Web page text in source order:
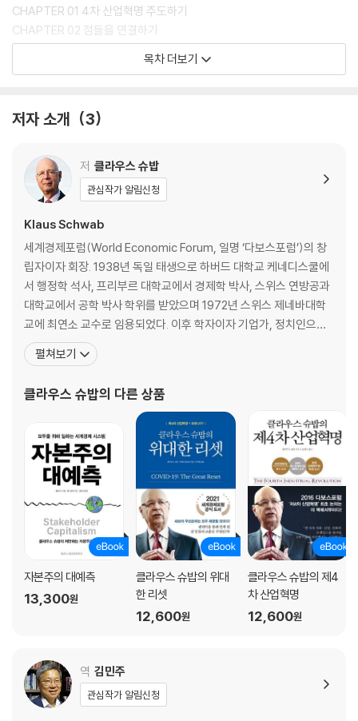
《클라우스 슈밥의 제4차 산업혁명 ? 더 넥스트》이다.
《클라우스 슈밥의 제4차 산업혁명》의 속편 격인 이 책은 두 가지 포인트에
서 전작을 보완한다. 첫째, 글로벌 리더들부터 일반 시민들까지 모든 독자
가 혁신에 대한 시스템적 관점을 기르고 새로운 기술, 글로벌 과제, 그리고
층가공기술, 생명공학, 가상현실과 증강현실, 우주기술 등 4차 산업혁명
점을 집대성하여 독자들이 기술의 핵심과 그 관리 체계에 깊이 있게 다가
갈 수 있게 하는 실질적인 지침을 제공한다.
이번 책은 크게 두 개의 섹션으로 구성되어 있다. ‘섹션 1’의 네 개의 챕터들
은 인간 중심적인 미래를 만드는 데 중요한 도전 과제와 원칙을 제시하며
4차 산업혁명 기술들이 어떻게 서로 연결되어 있는지를 설명한다. 그를 통
해 가치의 역할과 새로운 기술 체계의 원칙에 대한 쉬운 이해의 틀을 제공
한다. 그리고 4차 산업혁명과 기술의 응용에 더 많이 관여해야 할 당사자
들에 관해 썼다.
세계경제포럼의 ‘글로벌 미래위원회’의 전문가들과 함께 쓴 ‘섹션 2’는 총 1
2개의 챕터로 구성되어 있으며, 각 장들은 특정 기술의 잠재력과 이 기술
이 중요한 이유를 소개한다. 이는 우리와 데이터의 관계가 변하고 물리적
스템이 우리를 둘러싸게 되면서 새로운 기술이 서로 어떻게 상호작용하면
서 함께 진화하는지를 보여준다. ‘확대되는 디지털 기술’, ‘격변하는 물리적
세계’, ‘인류의 또 다른 시작’, 그리고 ‘개척해야 할 환경의 최전선’이라는 세
부 파트로 구성된 섹션 2에서는 중요한 주제를 중심으로 관련 기술을 논의
하고 이런 기술이 세계에 어떻게 영향을 주고 새로운 시대의 시작을 알리
는지를 살펴본다.
끝으로 이 책은 시스템적 리더십을 조망하면서 마무리된다. 보다 포괄적이
고 지속가능하며 풍요로운 미래를 만들기 위해 모든 분야의 리더들과 일반
대중이 반드시 해결해야 할 중요한 거버넌스 문제를 제시한다.
‘4차 산업혁명’ 주창자 클라우스 슈밥이 말하는
파괴적 기술의 혼돈 속에서 인류가 생존할 수 있는 방법
구글, 아마존과 같은 혁신 기술 회사는 오늘날 우리 세계에서 변화의 원동
력이 되고 있음이 입증되었다. 그러나 이러한 기술 대기업의 인공지능 개
발 경쟁에 따라 혁신을 통해 수백만, 수십억의 사람들이 일자리를 잃을 위
CHAPTER 01 4차 산업혁명 주도하기
CHAPTER 02 점들을 연결하기
CHAPTER 03 기술에 가치 심기
SPECIAL INSERT 국제 인권 프레임워크
SECTION 02 기술, 기회, 그리고 파괴적 혁신
CHAPTER 05 새로운 컴퓨팅 기술
CHAPTER 06 블록체인 및 분산원장기술
CHAPTER 07 사물인터넷
SPECIAL INSERT 정보 윤리
SPECIAL INSERT 사이버 리스크
PART 2 격변하는 물리적 세계
CHAPTER 08 인공지능과 로봇공학
CHAPTER 09 첨단소재
SPECIAL INSERT 드론의 명과 암
PART 3 인류의 또 다른 시작
CHAPTER 12 신경기술
CHAPTER 13 가상현실과 증강현실
SPECIAL INSERT 4차 산업혁명에 대한 예술·문화적 관점
PART 4 개척해야 할 환경의 최전선
CHAPTER 14 에너지 확보, 저장, 전송
CHAPTER 15 지구공학
CONCLUSION
시스템 리더십: 4차 산업혁명을 이끌기 위해 당신이 할 수 있는 일들
목차 더보기
저자 소개 3
저 클라우스 슈밥
관심작가 알림신청
Klaus Schwab
세계경제포럼(World Economic Forum, 일명 ‘다보스포럼’)의 창
립자이자 회장. 1938년 독일 태생으로 하버드 대학교 케네디스쿨에
서 행정학 석사, 프리부르 대학교에서 경제학 박사, 스위스 연방공과
대학교에서 공학 박사 학위를 받았으며 1972년 스위스 제네바대학
교에 최연소 교수로 임용되었다. 이후 학자이자 기업가, 정치인으로
활동하면서 세계 경제 발전에 헌신하며 국제 분쟁 해결에 노력해왔
다. 1998년에는 부인 힐데 슈밥과 함께 전 세계 사회적 기업가 네트
로벌 의사 결정 과정 참여 확대를 위한 ‘
펼쳐보기
클라우스 슈밥의 다른 상품
자본주의 대예측
13,300원
클라우스 슈밥의 위대
한 리셋
12,600원
클라우스 슈밥의 제4
차 산업혁명
12,600원
역 김민주
관심작가 알림신청